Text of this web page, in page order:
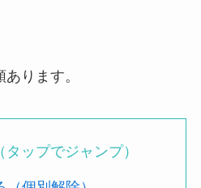
ります。
ップでジャンプ）